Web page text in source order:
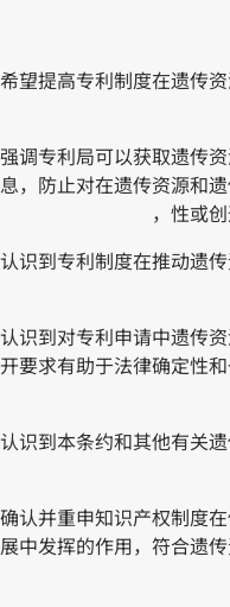
希望提高专利制度在遗传
强调专利局可以获取遗传
息，防止对在遗传资源和
性或创
认识到专利制度在推动遗
认识到对专利申请中遗传
开要求有助于法律确定性
认识到本条约和其他有关
确认并重申知识产权制度
展中发挥的作用，符合遗